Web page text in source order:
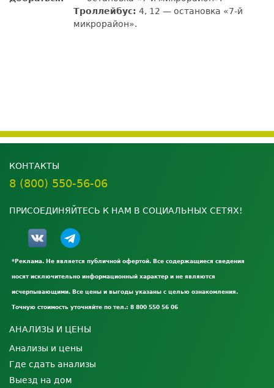
Троллейбус: 4, 12 — остановка «7-й
микрорайон».
КОНТАКТЫ
8 (800) 550-56-06
ПРИСОЕДИНЯЙТЕСЬ К НАМ В СОЦИАЛЬНЫХ СЕТЯХ!
*Реклама. Не является публичной офертой. Все содержащиеся сведения
носят исключительно информационный характер и не являются
исчерпывающими. Все цены и выгоды указаны с целью ознакомления.
Точную стоимость уточняйте по тел.: 8 800 550 56 06
АНАЛИЗЫ И ЦЕНЫ
Анализы и цены
Где сдать анализы
Выезд на дом